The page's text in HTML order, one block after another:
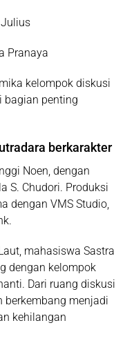
Pranaya
kelompok diskusi
bagian penting
berkarakter
Noen, dengan
S. Chudori. Produksi
dengan VMS Studio,
mahasiswa Sastra
dengan kelompok
Dari ruang diskusi
berkembang menjadi
kehilangan